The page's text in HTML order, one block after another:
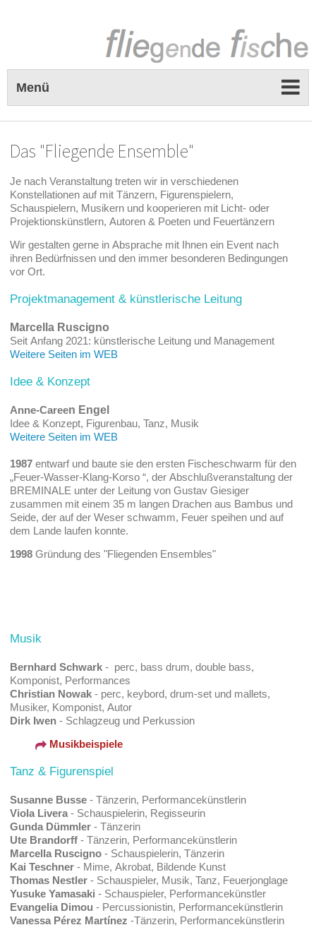
Menü
Das "Fliegende Ensemble"
Je nach Veranstaltung treten wir in verschiedenen
Konstellationen auf mit Tänzern, Figurenspielern,
Schauspielern, Musikern und kooperieren mit Licht- oder
Projektionskünstlern, Autoren & Poeten und Feuertänzern
Wir gestalten gerne in Absprache mit Ihnen ein Event nach
ihren Bedürfnissen und den immer besonderen Bedingungen
vor Ort.
Projektmanagement & künstlerische Leitung
Marcella Ruscigno
Seit Anfang 2021: künstlerische Leitung und Management
Weitere Seiten im WEB
Idee & Konzept
Anne-Careen Engel
Idee & Konzept, Figurenbau, Tanz, Musik
Weitere Seiten im WEB
1987 entwarf und baute sie den ersten Fischeschwarm für den
„Feuer-Wasser-Klang-Korso “, der Abschlußveranstaltung der
BREMINALE unter der Leitung von Gustav Giesiger
zusammen mit einem 35 m langen Drachen aus Bambus und
Seide, der auf der Weser schwamm, Feuer speihen und auf
dem Lande laufen konnte.
1998 Gründung des "Fliegenden Ensembles"
Musik
Bernhard Schwark - perc, bass drum, double bass,
Komponist, Performances
Christian Nowak - perc, keybord, drum-set und mallets,
Musiker, Komponist, Autor
Dirk Iwen - Schlagzeug und Perkussion
Musikbeispiele
Tanz & Figurenspiel
Susanne Busse - Tänzerin, Performancekünstlerin
Viola Livera - Schauspielerin, Regisseurin
Gunda Dümmler - Tänzerin
Ute Brandorff - Tänzerin, Performancekünstlerin
Marcella Ruscigno - Schauspielerin, Tänzerin
Kai Teschner - Mime, Akrobat, Bildende Kunst
Thomas Nestler - Schauspieler, Musik, Tanz, Feuerjonglage
Yusuke Yamasaki - Schauspieler, Performancekünstler
Evangelia Dimou - Percussionistin, Performancekünstlerin
Vanessa Pérez Martínez -Tänzerin, Performancekünstlerin